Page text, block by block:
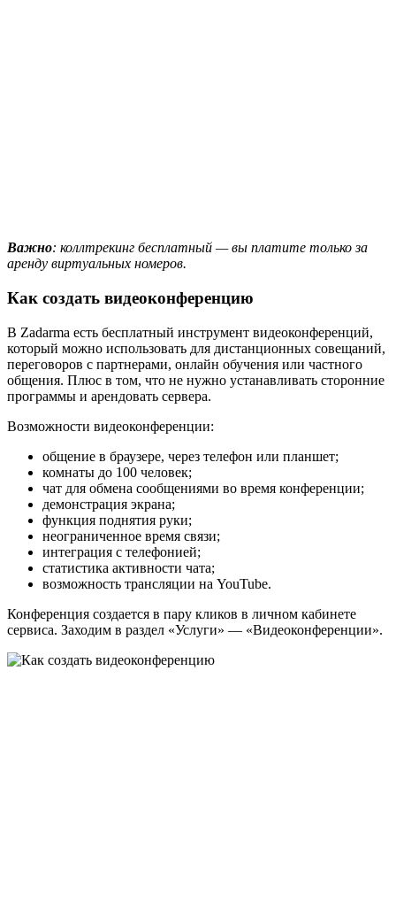
Важно: коллтрекинг бесплатный — вы платите только за
аренду виртуальных номеров.
Как создать видеоконференцию
В Zadarma есть бесплатный инструмент видеоконференций,
который можно использовать для дистанционных совещаний,
переговоров с партнерами, онлайн обучения или частного
общения. Плюс в том, что не нужно устанавливать сторонние
программы и арендовать сервера.
Возможности видеоконференции:
общение в браузере, через телефон или планшет;
комнаты до 100 человек;
чат для обмена сообщениями во время конференции;
демонстрация экрана;
функция поднятия руки;
неограниченное время связи;
интеграция с телефонией;
статистика активности чата;
возможность трансляции на YouTube.
Конференция создается в пару кликов в личном кабинете
сервиса. Заходим в раздел «Услуги» — «Видеоконференции».